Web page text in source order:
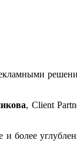
, Client